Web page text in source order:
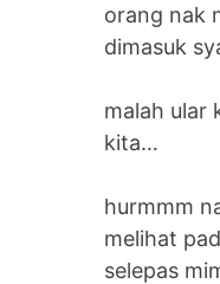
orang nak
dimasuk
malah ular
kita…
hurmmm
melihat
selepas